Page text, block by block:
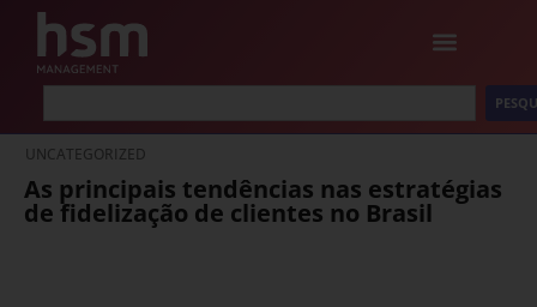
UNCATEGORIZED
As principais tendências nas estratégias
de fidelização de clientes no Brasil